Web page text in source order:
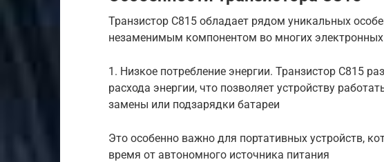
Транзистор C815 обладает рядом уникальных
незаменимым компонентом во многих электронных
1. Низкое потребление энергии. Транзистор C815
расхода энергии, что позволяет устройству
замены или подзарядки батареи
Это особенно важно для портативных устройств,
время от автономного источника питания